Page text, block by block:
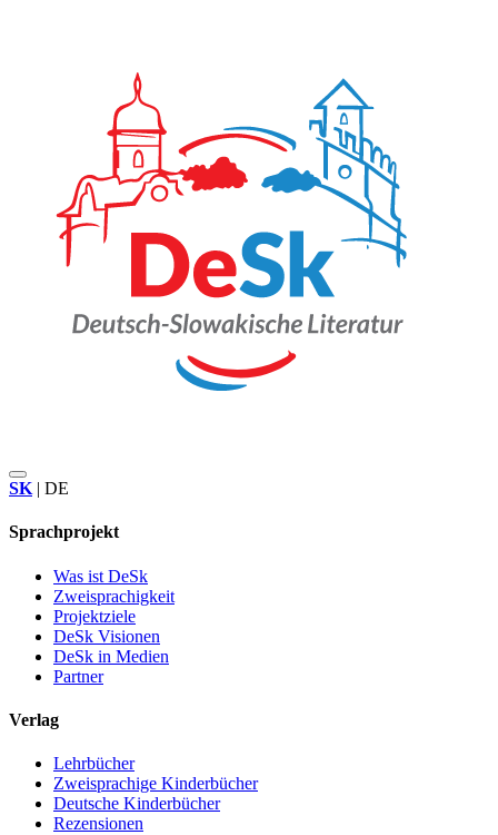
SK | DE
Sprachprojekt
Was ist DeSk
Zweisprachigkeit
Projektziele
DeSk Visionen
DeSk in Medien
Partner
Verlag
Lehrbücher
Zweisprachige Kinderbücher
Deutsche Kinderbücher
Rezensionen